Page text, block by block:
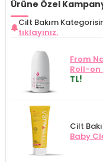
Ürüne Özel
Cilt Bakım
tıklayınız.
From
Roll-on
TL!
Cilt
Baby